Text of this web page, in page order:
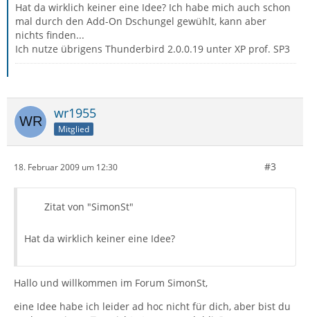
Hat da wirklich keiner eine Idee? Ich habe mich auch schon
mal durch den Add-On Dschungel gewühlt, kann aber
nichts finden...
Ich nutze übrigens Thunderbird 2.0.0.19 unter XP prof. SP3
wr1955
Mitglied
18. Februar 2009 um 12:30 #3
Zitat von "SimonSt"
Hat da wirklich keiner eine Idee?
Hallo und willkommen im Forum SimonSt,
eine Idee habe ich leider ad hoc nicht für dich, aber bist du